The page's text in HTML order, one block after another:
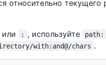
относительно текущего
или : , используйте path:
with:and@/chars .